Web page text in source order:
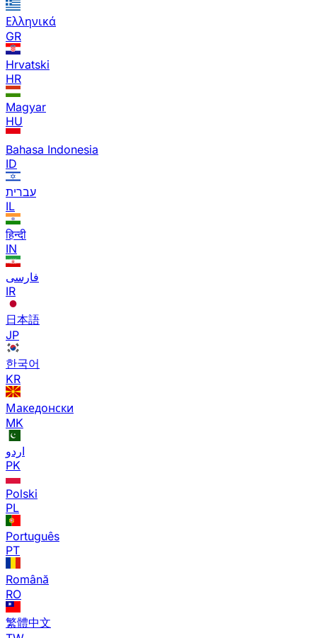
Ελληνικά
GR
Hrvatski
HR
Magyar
HU
Bahasa Indonesia
ID
עברית
IL
हिन्दी
IN
فارسی
IR
日本語
JP
한국어
KR
Македонски
MK
اردو
PK
Polski
PL
Português
PT
Română
RO
繁體中文